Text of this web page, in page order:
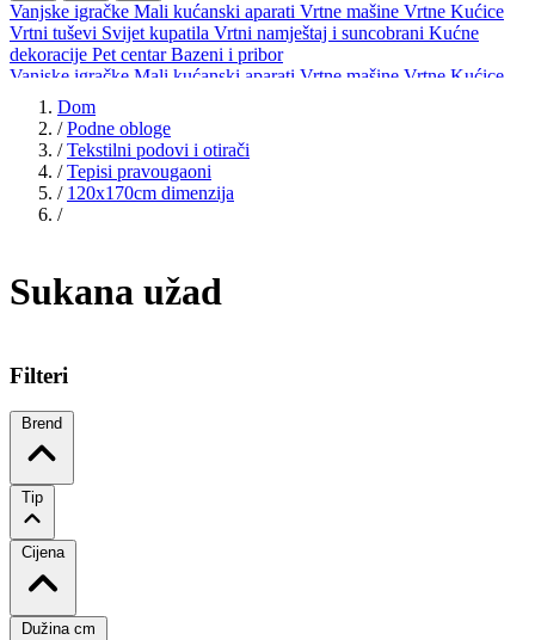
Vanjske igračke Mali kućanski aparati Vrtne mašine Vrtne Kućice
Vrtni tuševi Svijet kupatila Vrtni namještaj i suncobrani Kućne
dekoracije Pet centarBazeni i pribor
Vanjske igračke Mali kućanski aparati Vrtne mašine Vrtne Kućice
Vrtni tuševi
dekoracijePet centar
Dom
/ Podne obloge
/ Tekstilni podovi i otirači
/ Tepisi pravougaoni
/ 120x170cm dimenzija
/
Sukana užad
Filteri
Brend
Tip
Cijena
Dužina cm